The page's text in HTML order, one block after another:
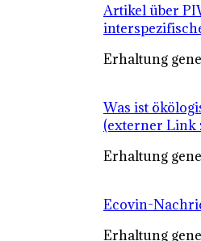
Artikel über
Erhaltung
Was ist
(externer Link
Erhaltung
Ecovin-
Erhaltung